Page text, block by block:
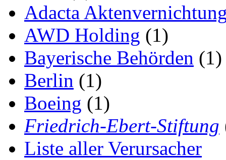
Adacta
AWD Holding (1)
Bayerische Behörden (1)
Berlin (1)
Boeing (1)
Friedrich-Ebert-Stiftung
Liste aller Verursacher